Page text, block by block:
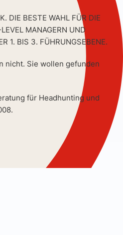
DIE BESTE WAHL FÜR DIE
MANAGERN UND
1. BIS 3. FÜHRUNGSEBENE.
nicht. Sie wollen gefunden
für Headhunting und